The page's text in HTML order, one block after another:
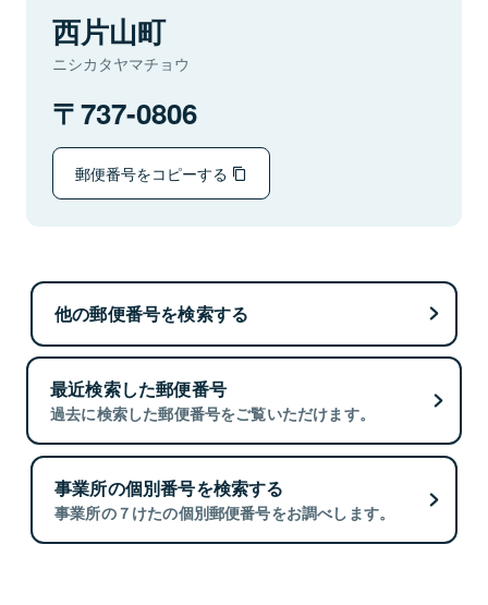
西片山町
ニシカタヤマチョウ
737-0806
郵便番号をコピーする
他の郵便番号を検索する
最近検索した郵便番号
過去に検索した郵便番号をご覧いただけます。
事業所の個別番号を検索する
事業所の７けたの個別郵便番号をお調べします。